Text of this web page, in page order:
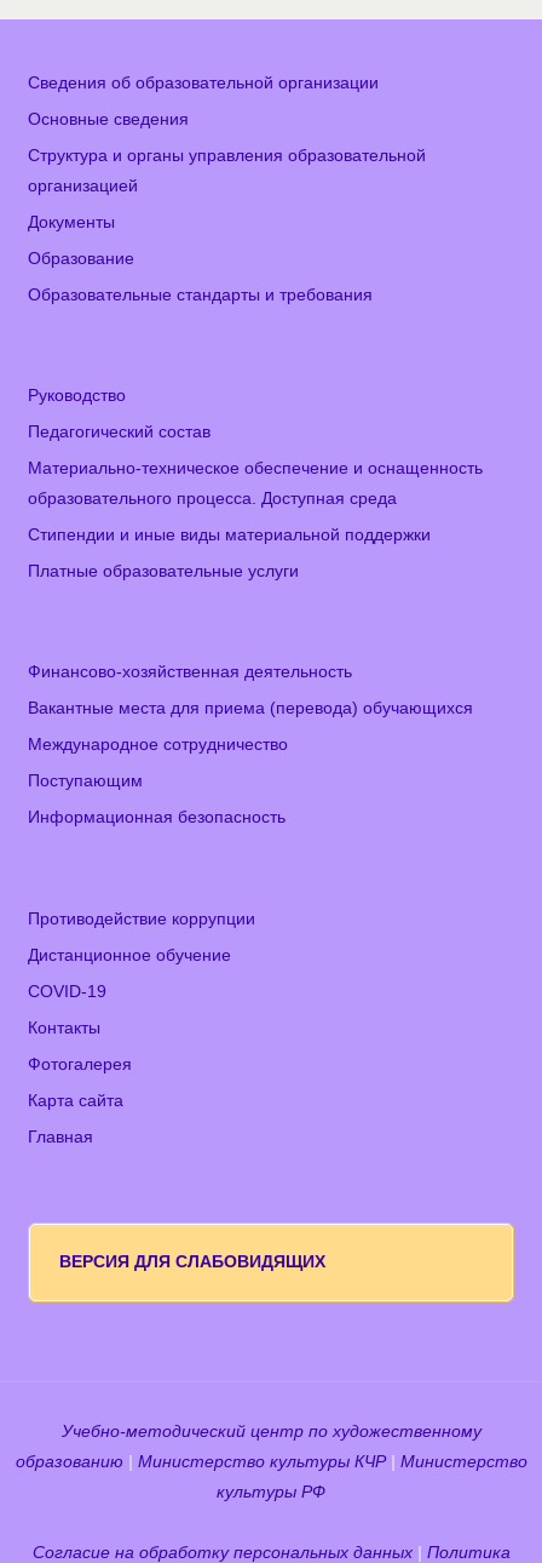
Сведения об образовательной организации
Основные сведения
Структура и органы управления образовательной
организацией
Документы
Образование
Образовательные стандарты и требования
Руководство
Педагогический состав
Материально-техническое обеспечение и оснащенность
образовательного процесса. Доступная среда
Стипендии и иные виды материальной поддержки
Платные образовательные услуги
Финансово-хозяйственная деятельность
Вакантные места для приема (перевода) обучающихся
Международное сотрудничество
Поступающим
Информационная безопасность
Противодействие коррупции
Дистанционное обучение
COVID-19
Контакты
Фотогалерея
Карта сайта
Главная
ВЕРСИЯ ДЛЯ СЛАБОВИДЯЩИХ
Учебно-методический центр по художественному
образованию
Министерство культуры КЧР| Министерство
культуры РФ
Согласие на обработку персональных данных| Политика